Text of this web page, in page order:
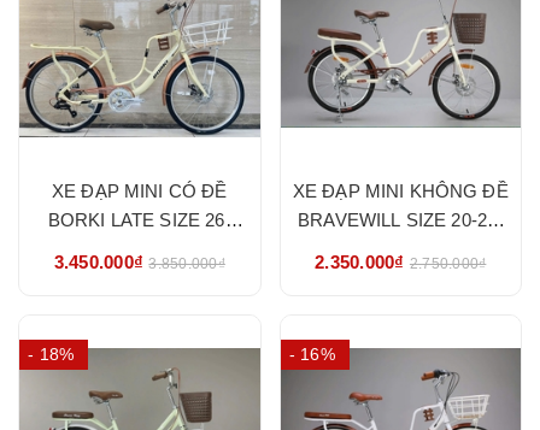
XE ĐẠP MINI CÓ ĐỀ
BORKI LATE SIZE 26-
3.450.000₫ 3.850.000₫
XE ĐẠP MINI KHÔNG ĐỀ
BRAVEWILL SIZE 20-22-
2.350.000₫ 2.750.000₫
- 18% - 16%